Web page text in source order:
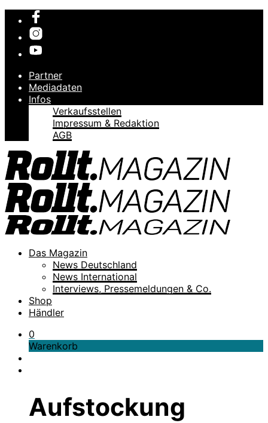
Partner
Mediadaten
Infos
Verkaufsstellen
Impressum & Redaktion
AGB
Das Magazin
News Deutschland
News International
Interviews, Pressemeldungen & Co.
Shop
Händler
0
Warenkorb
Aufstockung